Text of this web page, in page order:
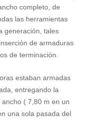
completo, de
las herramientas
generación, tales
de armaduras
de terminación.
estaban armadas
entregando la
ancho ( 7,80 m en un
una sola pasada del